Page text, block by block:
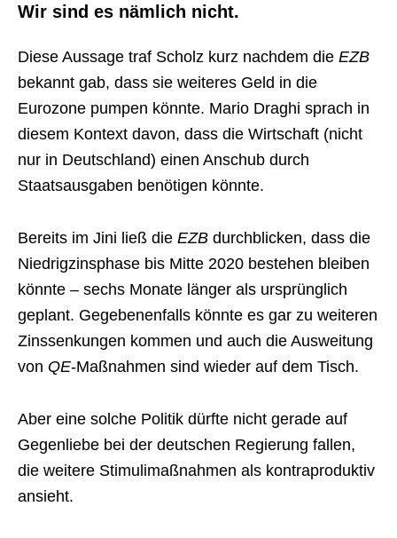
Wir sind es nämlich nicht.
Diese Aussage traf Scholz kurz nachdem die EZB
bekannt gab, dass sie weiteres Geld in die
Eurozone pumpen könnte. Mario Draghi sprach in
diesem Kontext davon, dass die Wirtschaft (nicht
nur in Deutschland) einen Anschub durch
Staatsausgaben benötigen könnte.
Bereits im Jini ließ die EZB durchblicken, dass die
Niedrigzinsphase bis Mitte 2020 bestehen bleiben
könnte – sechs Monate länger als ursprünglich
geplant. Gegebenenfalls könnte es gar zu weiteren
Zinssenkungen kommen und auch die Ausweitung
von QE-Maßnahmen sind wieder auf dem Tisch.
Aber eine solche Politik dürfte nicht gerade auf
Gegenliebe bei der deutschen Regierung fallen,
die weitere Stimulimaßnahmen als kontraproduktiv
ansieht.